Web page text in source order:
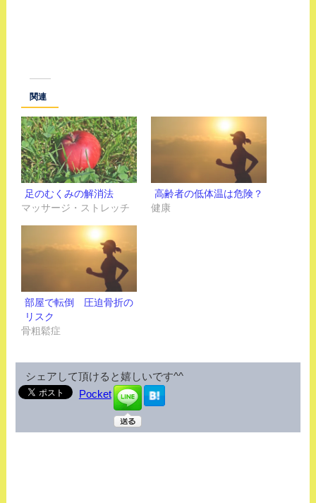
関連
足のむくみの解消法
マッサージ・ストレッチ
高齢者の低体温は危険？
健康
部屋で転倒 圧迫骨折の
リスク
骨粗鬆症
シェアして頂けると嬉しいです^^
Pocket